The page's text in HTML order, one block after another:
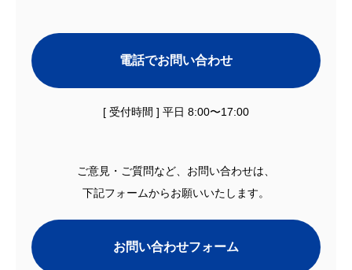
電話でお問い合わせ
[ 受付時間 ] 平日 8:00〜17:00
ご意見・ご質問など、お問い合わせは、
下記フォームからお願いいたします。
お問い合わせフォーム